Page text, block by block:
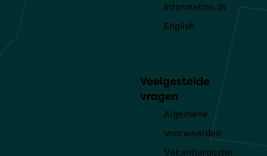
Information in
English
Veelgestelde
vragen
Algemene
voorwaarden
Vakantierooster